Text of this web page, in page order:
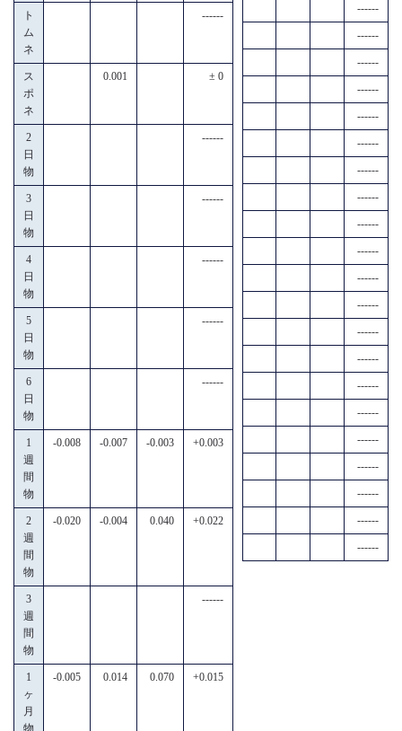
ト
ム
ネ
------
ス
ポ
ネ
0.001 ± 0
2
日
物
------
3
日
物
------
4
日
物
------
5
日
物
------
6
日
物
------
1
週
間
物
-0.008 -0.007 -0.003 +0.003
2
週
間
物
-0.020 -0.004 0.040 +0.022
3
週
間
物
------
1
ヶ
月
物
-0.005 0.014 0.070 +0.015
------
------
------
------
------
------
------
------
------
------
------
------
------
------
------
------
------
------
------
------
------